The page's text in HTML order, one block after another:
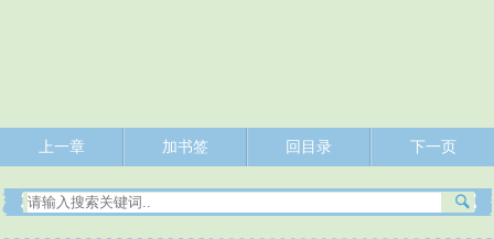
上一章 加书签 回目录 下一页